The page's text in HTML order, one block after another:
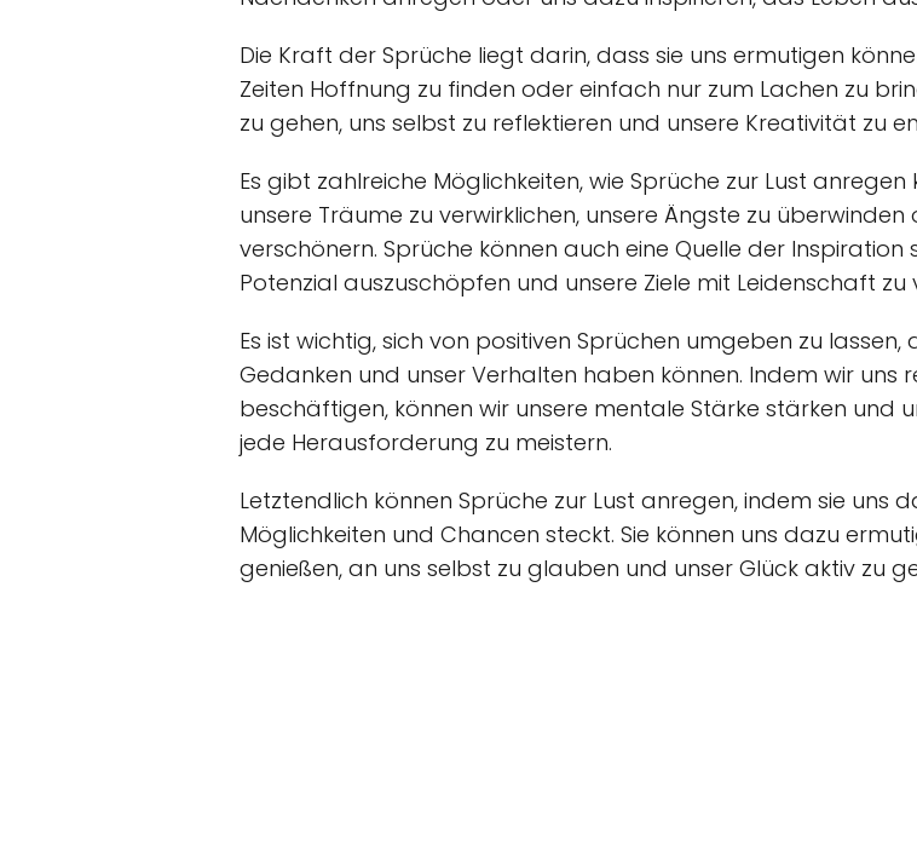
Die Kraft der Sprüche liegt darin, dass sie uns ermutigen
Zeiten Hoffnung zu finden oder einfach nur zum Lachen zu
zu gehen, uns selbst zu reflektieren und unsere Kreativität zu
Es gibt zahlreiche Möglichkeiten, wie Sprüche zur Lust
unsere Träume zu verwirklichen, unsere Ängste zu
verschönern. Sprüche können auch eine Quelle der Inspiration
Potenzial auszuschöpfen und unsere Ziele mit Leidenschaft zu
Es ist wichtig, sich von positiven Sprüchen umgeben zu lassen,
Gedanken und unser Verhalten haben können. Indem wir uns
beschäftigen, können wir unsere mentale Stärke stärken und
jede Herausforderung zu meistern.
Letztendlich können Sprüche zur Lust anregen, indem sie uns
Möglichkeiten und Chancen steckt. Sie können uns dazu
genießen, an uns selbst zu glauben und unser Glück aktiv zu